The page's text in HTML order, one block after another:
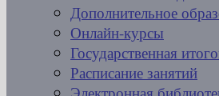
Дополнительное
Онлайн-курсы
Государственная
Расписание занятий